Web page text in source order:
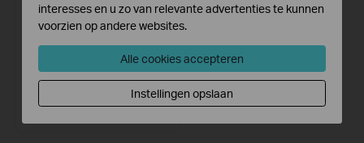
Tapo P100 (4-pack)
Mini Smart Wi-Fi Socket
interesses en u zo van relevante advertenties te kunnen
voorzien op andere websites.
Alle cookies accepteren
Instellingen opslaan